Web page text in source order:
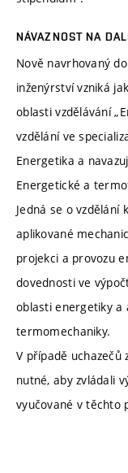
NÁVAZNOST NA
Nově navrhovaný
inženýrství vzniká
oblasti vzdělávání
vzdělání ve
Energetika a
Energetické a
Jedná se o vzdělání
aplikované
projekci a provozu
dovednosti ve
oblasti energetiky a
termomechaniky.
V případě uchazečů
nutné, aby zvládali
vyučované v těchto